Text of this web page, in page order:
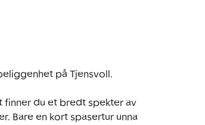
på Tjensvoll.
finner du et bredt spekter av
Bare en kort spasertur unna